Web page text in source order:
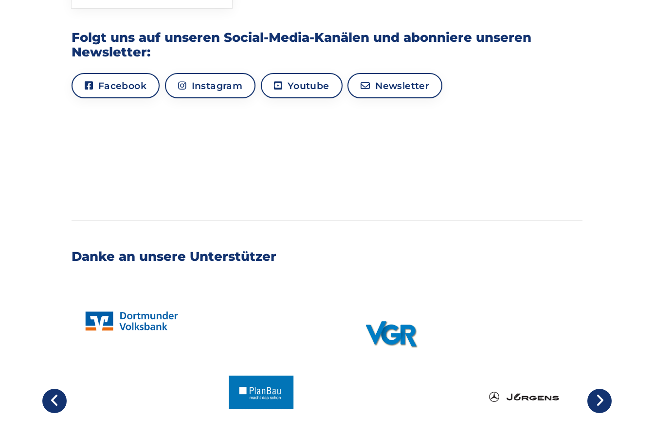
Folgt uns auf unseren Social-Media-Kanälen und abonniere unseren
Newsletter:
Facebook Instagram Youtube Newsletter
Danke an unsere Unterstützer